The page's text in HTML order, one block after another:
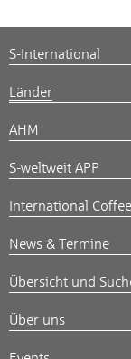
S-International
Länder
AHM
S-weltweit APP
International
News & Termine
Übersicht und
Über uns